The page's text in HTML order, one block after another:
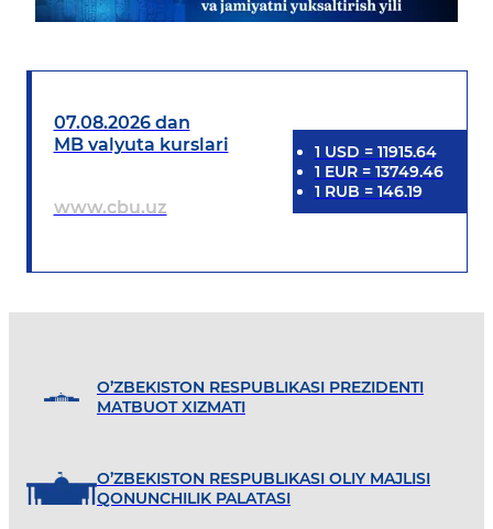
07.08.2026 dan
MB valyuta kurslari
www.cbu.uz
1 USD = 11915.64
1 EUR= 13749.46
1 RUB = 146.19
O’ZBEKISTON RESPUBLIKASI PREZIDENTI
MATBUOT XIZMATI
O’ZBEKISTON RESPUBLIKASI OLIY MAJLISI
QONUNCHILIK PALATASI